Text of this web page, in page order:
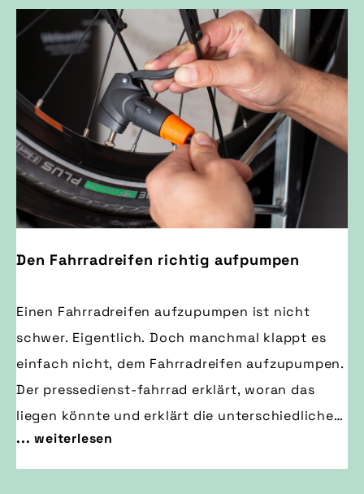
Den Fahrradreifen richtig aufpumpen
Einen Fahrradreifen aufzupumpen ist nicht
schwer. Eigentlich. Doch manchmal klappt es
einfach nicht, dem Fahrradreifen aufzupumpen.
Der pressedienst-fahrrad erklärt, woran das
liegen könnte und erklärt die unterschiedlichen
Ventilarten.
... weiterlesen